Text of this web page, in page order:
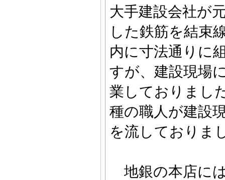
大手建設会社が
した鉄筋を結束
内に寸法通りに
すが、建設現場
業しておりまし
種の職人が建設
を流しておりま
地銀の本店に